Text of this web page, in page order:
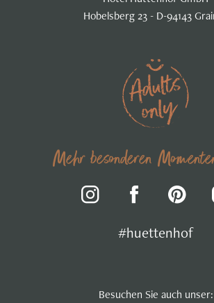
Hobelsberg 23 - D-94143
Mehr besonderen
#huettenhof
Besuchen Sie auch unser: